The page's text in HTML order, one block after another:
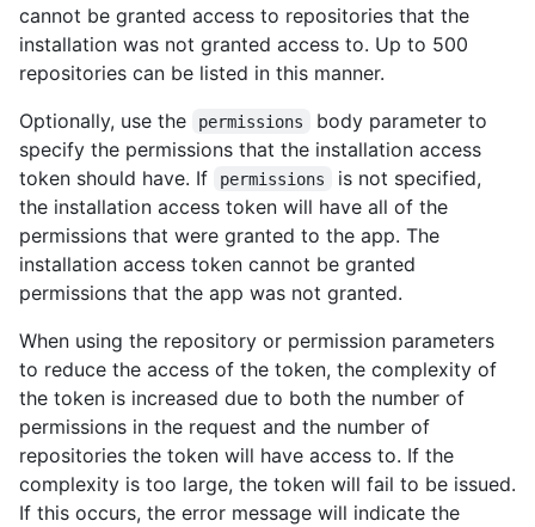
cannot be granted access to repositories that the
installation was not granted access to. Up to 500
repositories can be listed in this manner.
Optionally, use the
permissions
body parameter to
specify the permissions that the installation access
token should have. If
permissions
is not specified,
the installation access token will have all of the
permissions that were granted to the app. The
installation access token cannot be granted
permissions that the app was not granted.
When using the repository or permission parameters
to reduce the access of the token, the complexity of
the token is increased due to both the number of
permissions in the request and the number of
repositories the token will have access to. If the
complexity is too large, the token will fail to be issued.
If this occurs, the error message will indicate the